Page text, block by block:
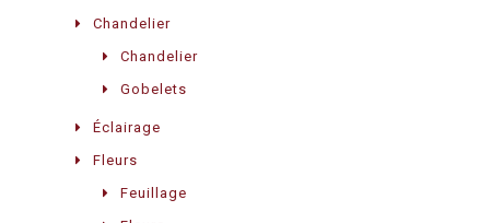
Chandelier
Chandelier
Gobelets
Éclairage
Fleurs
Feuillage